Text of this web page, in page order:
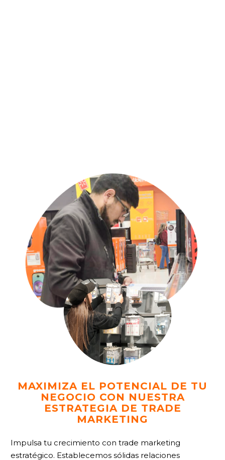
MAXIMIZA EL POTENCIAL DE TU
NEGOCIO CON NUESTRA
ESTRATEGIA DE TRADE
MARKETING
Impulsa tu crecimiento con trade marketing
estratégico. Establecemos sólidas relaciones